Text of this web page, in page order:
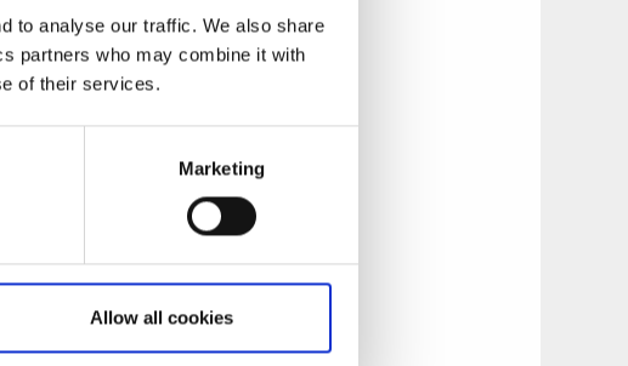
to analyse our traffic. We also share
partners who may combine it with
of their services.
Marketing
Allow all cookies
på är att följa med ut
fiske, bad
och i det yttersta